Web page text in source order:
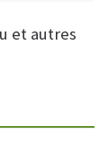
et autres